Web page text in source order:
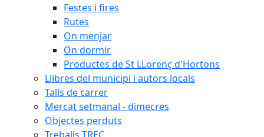
Festes i fires
Rutes
On menjar
On dormir
Productes de St LLorenç d'Hortons
Llibres del municipi i autors locals
Talls de carrer
Mercat setmanal - dimecres
Objectes perduts